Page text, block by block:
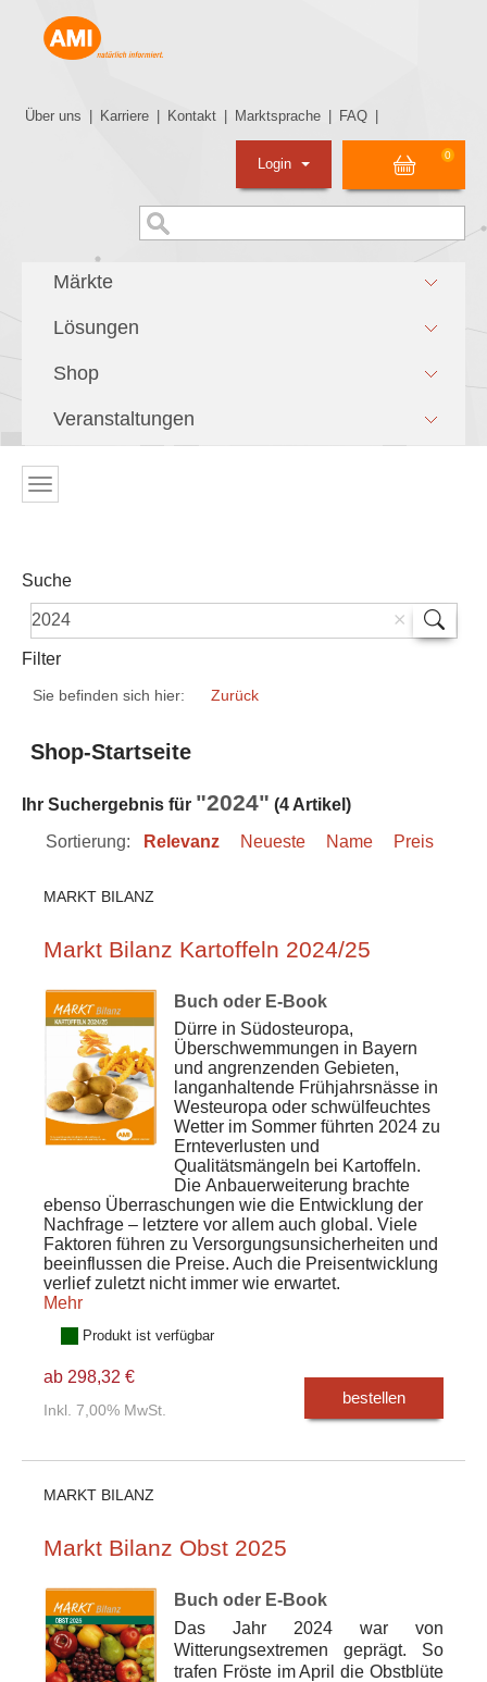
Über uns Karriere Kontakt Marktsprache FAQ
0
Login
Märkte
Lösungen
Shop
Veranstaltungen
Suche
Filter
Sie befinden sich hier: Zurück
Shop-Startseite
Ihr Suchergebnis für "2024" (4 Artikel)
Sortierung:
Relevanz Neueste Name Preis
MARKT BILANZ
Markt Bilanz Kartoffeln 2024/25
Buch oder E-Book
Dürre in Südosteuropa,
Überschwemmungen in Bayern
und angrenzenden Gebieten,
langanhaltende Frühjahrsnässe in
Westeuropa oder schwülfeuchtes
Wetter im Sommer führten 2024 zu
Ernteverlusten und
Qualitätsmängeln bei Kartoffeln.
Die Anbauerweiterung brachte
ebenso Überraschungen wie die Entwicklung der
Nachfrage – letztere vor allem auch global. Viele
Faktoren führen zu Versorgungsunsicherheiten und
beeinflussen die Preise. Auch die Preisentwicklung
verlief zuletzt nicht immer wie erwartet.
Mehr
Produkt ist verfügbar
ab 298,32 €
Inkl. 7,00% MwSt.
bestellen
MARKT BILANZ
Markt Bilanz Obst 2025
Buch oder E-Book
Das Jahr 2024 war von
Witterungsextremen geprägt. So
trafen Fröste im April die Obstblüte